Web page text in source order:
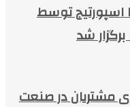
توسط
شد
مشتریان در صنعت